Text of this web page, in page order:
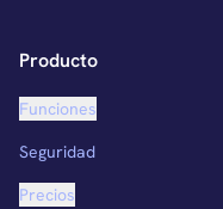
Producto
Funciones
Seguridad
Precios